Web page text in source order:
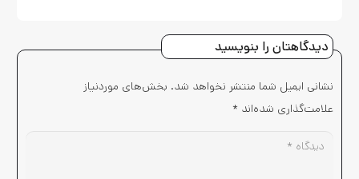
دیدگاهتان را بنویسید
نشانی ایمیل شما منتشر نخواهد شد. بخش‌های موردنیاز
علامت‌گذاری شده‌اند *